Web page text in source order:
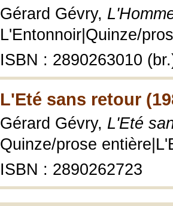
Gérard Gévry,
L'Entonnoir|Quinze/
ISBN : 2890263010
L'Eté sans retour
Gérard Gévry, L'Eté
Quinze/prose
ISBN : 2890262723